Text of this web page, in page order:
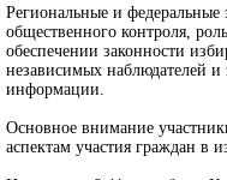
Региональные и
общественного контроля,
обеспечении законности
независимых наблюдателей
информации.
Основное внимание
аспектам участия граждан в